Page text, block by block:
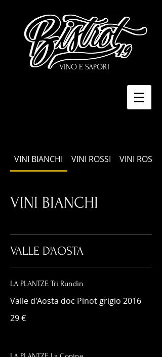
VINO E SAPORI
VINI BIANCHI VINI ROSSI VINI ROSATI
VINI BIANCHI
VALLE D'AOSTA
LA PLANTZE Tri Rundin
Valle d'Aosta doc Pinot grigio 2016
29 €